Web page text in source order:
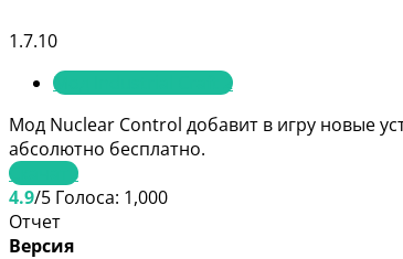
1.7.10
Мод Industrial Craft 2
Мод Nuclear Control добавит в игру новые
абсолютно бесплатно.
Скачать
4.9/5 Голоса: 1,000
Отчет
Версия